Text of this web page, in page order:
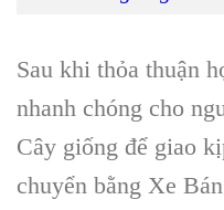
Sau khi thỏa thuận
nhanh chóng cho
Cây giống để giao
chuyển bằng Xe